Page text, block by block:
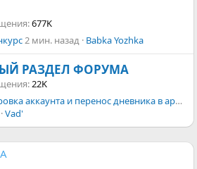
677K
2 мин. назад Babka Yozhka
РАЗДЕЛ ФОРУМА
22K
аккаунта и перенос дневника в архив
Vad'